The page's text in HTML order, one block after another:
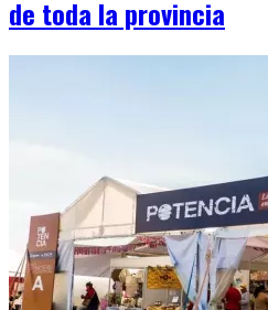
de toda la provincia